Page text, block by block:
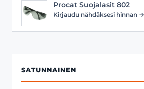
Procat Suojalasit 802
Kirjaudu nähdäksesi hinnan →
SATUNNAINEN